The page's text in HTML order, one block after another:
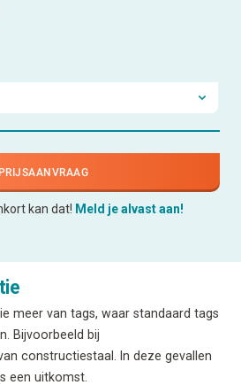
kan dat! Meld je alvast aan!
meer van tags, waar standaard tags
Bijvoorbeeld bij
constructiestaal. In deze gevallen
een uitkomst.